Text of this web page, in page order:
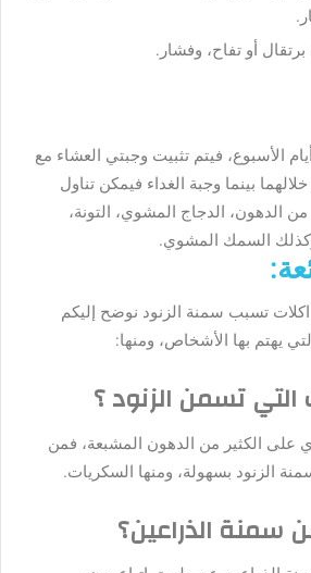
أو تفاح، وفشار.
الأسبوع، فيتم تثبيت وجبتي العشاء مع
بينما وجبة الغداء فيمكن تناول
الدهون، الدجاج المشوي، التونة،
السمك المشوي.
تسبب سمنة الزنود نوضح إليكم
يهتم بها الأشخاص، ومنها:
تسمن الزنود ؟
على الكثير من الدهون المشبعة، فمن
الزنود بسهولة، ومنها السكريات.
الذراعين؟